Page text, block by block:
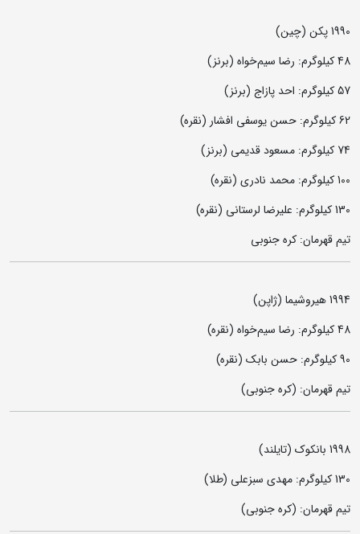
1990 پکن (چین)
48 کیلوگرم: رضا سیم‌خواه (برنز)
57 کیلوگرم: احد پازاج (برنز)
62 کیلوگرم: حسن یوسفی افشار (نقره)
74 کیلوگرم: مسعود قدیمی (برنز)
100 کیلوگرم: محمد نادری (نقره)
130 کیلوگرم: علیرضا لرستانی (نقره)
تیم قهرمان: کره جنوبی
1994 هیروشیما (ژاپن)
48 کیلوگرم: رضا سیم‌خواه (نقره)
90 کیلوگرم: حسن بابک (نقره)
تیم قهرمان: (کره جنوبی)
1998 بانکوک (تایلند)
130 کیلوگرم: مهدی سبزعلی (طلا)
تیم قهرمان: (کره جنوبی)